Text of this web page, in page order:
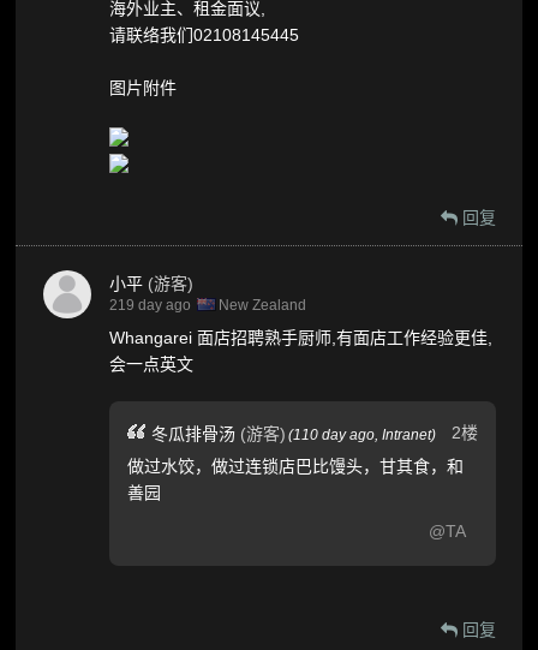
海外业主、租金面议,
请联络我们02108145445
图片附件
回复
小平 (游客)
219 day ago New Zealand
Whangarei 面店招聘熟手厨师,有面店工作经验更佳,
会一点英文
2楼
冬瓜排骨汤 (游客) (110 day ago,Intranet)
做过水饺，做过连锁店巴比馒头，甘其食，和
善园
@TA
回复